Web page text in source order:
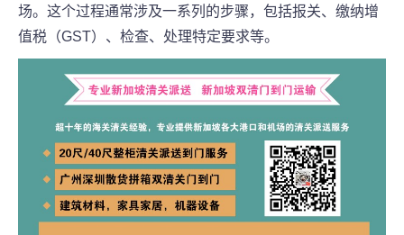
场。这个过程通常涉及一系列的步骤，包括报关、缴纳增
值税（GST）、检查、处理特定要求等。